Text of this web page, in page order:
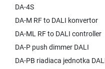
DA-4S
DA-M RF to DALI konvertor
DA-ML RF to DALI controller
DA-P push dimmer DALI
DA-PB riadiaca jednotka